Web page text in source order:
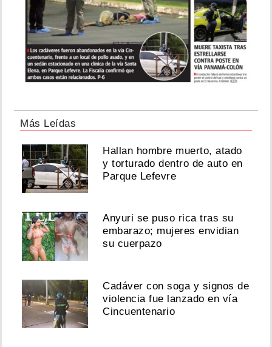
Más Leídas
Hallan hombre muerto, atado
y torturado dentro de auto en
Parque Lefevre
Anyuri se puso rica tras su
embarazo; mujeres envidian
su cuerpazo
Cadáver con soga y signos de
violencia fue lanzado en vía
Cincuentenario